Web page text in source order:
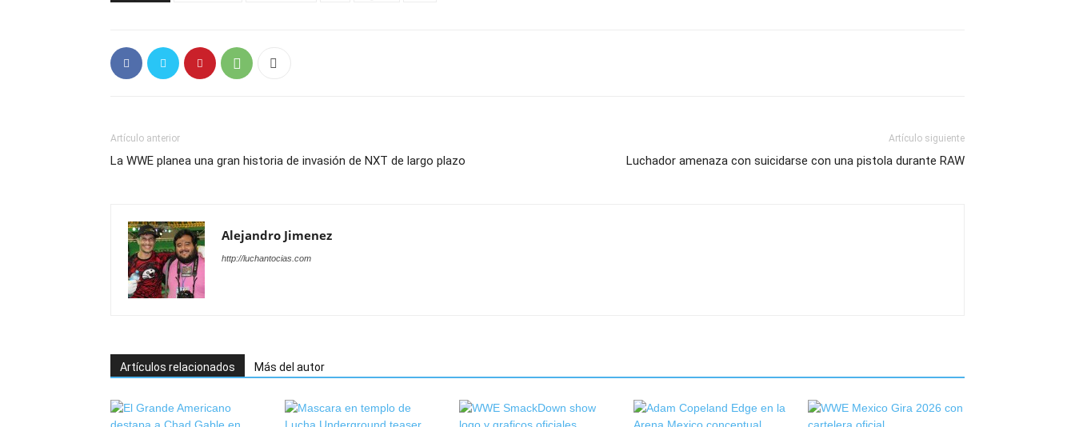
Artículo anterior
La WWE planea una gran historia de invasión de NXT de largo plazo
Artículo siguiente
Luchador amenaza con suicidarse con una pistola durante RAW
Alejandro Jimenez
http://luchantocias.com
Artículos relacionados Más del autor